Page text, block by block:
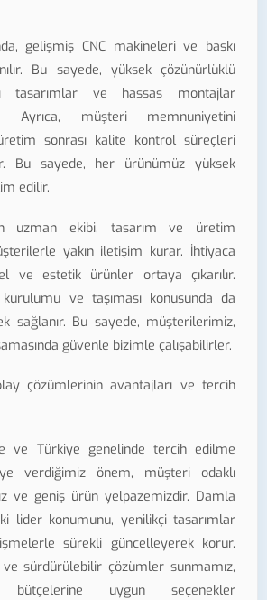
gelişmiş CNC makineleri ve baskı
Bu sayede, yüksek çözünürlüklü
tasarımlar ve hassas montajlar
Ayrıca, müşteri memnuniyetini
sonrası kalite kontrol süreçleri
Bu sayede, her ürünümüz yüksek
edilir.
uzman ekibi, tasarım ve üretim
yakın iletişim kurar. İhtiyaca
ve estetik ürünler ortaya çıkarılır.
ve taşıması konusunda da
sağlanır. Bu sayede, müşterilerimiz,
güvenle bizimle çalışabilirler.
çözümlerinin avantajları ve tercih
ve Türkiye genelinde tercih edilme
verdiğimiz önem, müşteri odaklı
ve geniş ürün yelpazemizdir. Damla
lider konumunu, yenilikçi tasarımlar
sürekli güncelleyerek korur.
ve sürdürülebilir çözümler sunmamız,
bütçelerine uygun seçenekler